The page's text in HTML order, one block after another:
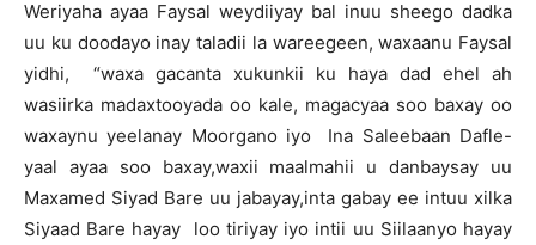
Weriyaha ayaa Faysal weydiiyay bal inuu sheego dadka
uu ku doodayo inay taladii la wareegeen, waxaanu Faysal
yidhi, “waxa gacanta xukunkii ku haya dad ehel ah
wasiirka madaxtooyada oo kale, magacyaa soo baxay oo
waxaynu yeelanay Moorgano iyo Ina Saleebaan Dafle-
yaal ayaa soo baxay,waxii maalmahii u danbaysay uu
Maxamed Siyad Bare uu jabayay,inta gabay ee intuu xilka
Siyaad Bare hayay loo tiriyay iyo intii uu Siilaanyo hayay